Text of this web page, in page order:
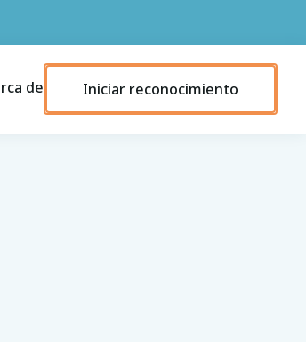
de Iniciar reconocimiento